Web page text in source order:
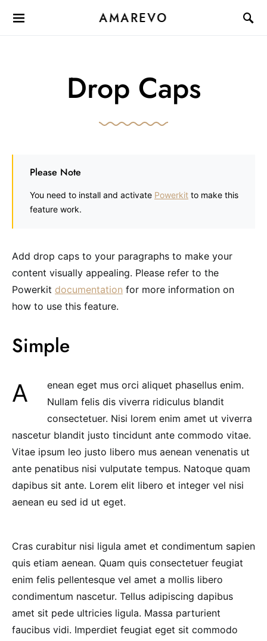
AMAREVO
Drop Caps
Please Note
You need to install and activate Powerkit to make this
feature work.
Add drop caps to your paragraphs to make your
content visually appealing. Please refer to the
Powerkit documentation for more information on
how to use this feature.
Simple
Aenean eget mus orci aliquet phasellus enim.
Nullam felis dis viverra ridiculus blandit
consectetuer. Nisi lorem enim amet ut viverra
nascetur blandit justo tincidunt ante commodo vitae.
Vitae ipsum leo justo libero mus aenean venenatis ut
ante penatibus nisi vulputate tempus. Natoque quam
dapibus sit ante. Lorem elit libero et integer vel nisi
aenean eu sed id ut eget.
Cras curabitur nisi ligula amet et condimentum sapien
quis etiam aenean. Quam quis consectetuer feugiat
enim felis pellentesque vel amet a mollis libero
condimentum nascetur. Tellus adipiscing dapibus
amet sit pede ultricies ligula. Massa parturient
faucibus vidi. Imperdiet feugiat eget sit commodo